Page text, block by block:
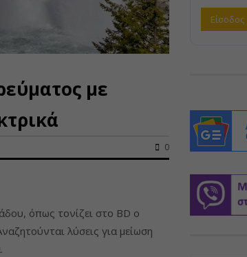
με
0
όπως τονίζει στο BD ο
λύσεις για μείωση